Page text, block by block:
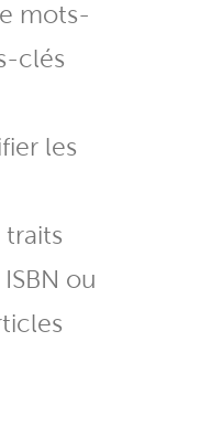
mots-
clés
les
traits
ou